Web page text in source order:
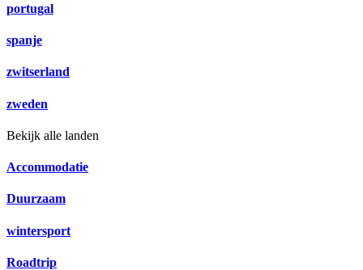
portugal
spanje
zwitserland
zweden
Bekijk alle landen
Accommodatie
Duurzaam
wintersport
Roadtrip